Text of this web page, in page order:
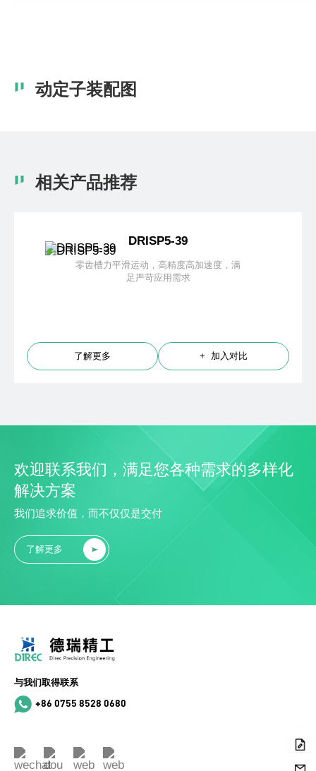
动定子装配图
相关产品推荐
DRISP5-39
零齿槽力平滑运动，高精度高加速度，满
足严苛应用需求
了解更多 + 加入对比
欢迎联系我们，满足您各种需求的多样化
解决方案
我们追求价值，而不仅仅是交付
了解更多
与我们取得联系
+86 0755 8528 0680